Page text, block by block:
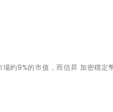
約9%的市值，而信昇 加密穩定